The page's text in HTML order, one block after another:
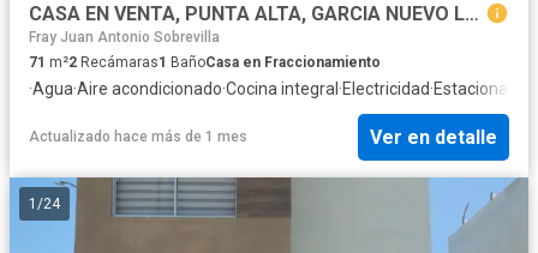
CASA EN VENTA, PUNTA ALTA, GARCIA NUEVO LEON
Fray Juan Antonio Sobrevilla
71 m²2 Recámaras1 BañoCasa en Fraccionamiento
·Agua·Aire acondicionado·Cocina integral·Electricidad·
Actualizado hace más de 1 mes Ver en detalle
1 /24